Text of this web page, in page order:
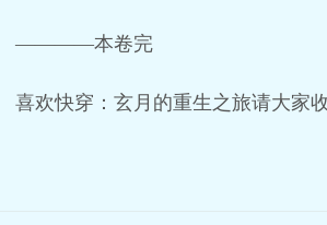
————本卷完
喜欢快穿：玄月的重生之旅请大家